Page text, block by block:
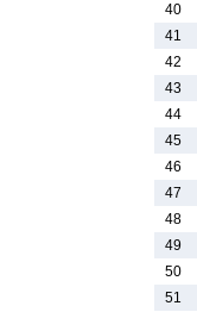
40
41
42
43
44
45
46
47
48
49
50
51